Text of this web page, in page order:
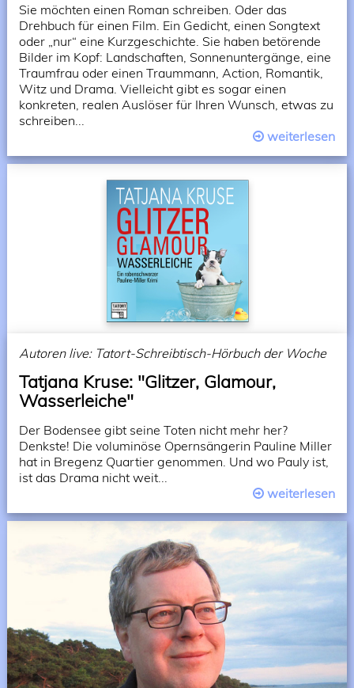
Sie möchten einen Roman schreiben. Oder das
Drehbuch für einen Film. Ein Gedicht, einen Songtext
oder „nur“ eine Kurzgeschichte. Sie haben betörende
Bilder im Kopf: Landschaften, Sonnenuntergänge, eine
Traumfrau oder einen Traummann, Action, Romantik,
Witz und Drama. Vielleicht gibt es sogar einen
konkreten, realen Auslöser für Ihren Wunsch, etwas zu
schreiben...
weiterlesen
Autoren live: Tatort-Schreibtisch-Hörbuch der Woche
Tatjana Kruse: "Glitzer, Glamour,
Wasserleiche"
Der Bodensee gibt seine Toten nicht mehr her?
Denkste! Die voluminöse Opernsängerin Pauline Miller
hat in Bregenz Quartier genommen. Und wo Pauly ist,
ist das Drama nicht weit...
weiterlesen